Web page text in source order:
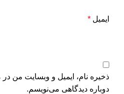
ایمیل *
ذخیره نام، ایمیل و وبسایت من
دوباره دیدگاهی می‌نویسم.